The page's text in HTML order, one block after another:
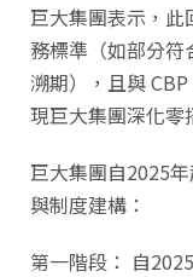
巨大集團表示，
務標準（如部分符
溯期），且與
現巨大集團深化零
巨大集團自2025
與制度建構：
第一階段： 自